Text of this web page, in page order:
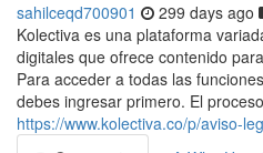
sahilceqd700901 299 days ago
Kolectiva es una plataforma
digitales que ofrece contenido
Para acceder a todas las
debes ingresar primero. El proceso
https://www.kolectiva.co/p/aviso-